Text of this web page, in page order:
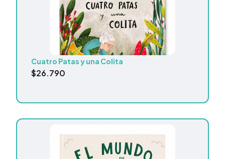
Cuatro Patas y una Colita
$26.790